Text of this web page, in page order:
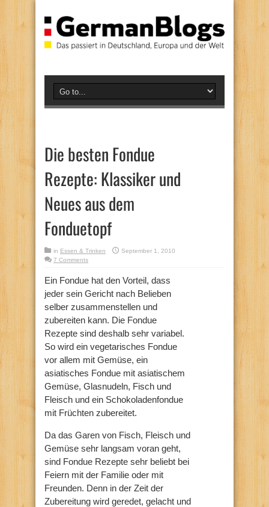
Die besten Fondue
Rezepte: Klassiker und
Neues aus dem
Fonduetopf
in Essen & Trinken
September 1, 2010
7 Comments
Ein Fondue hat den Vorteil, dass
jeder sein Gericht nach Belieben
selber zusammenstellen und
zubereiten kann. Die Fondue
Rezepte sind deshalb sehr variabel.
So wird ein vegetarisches Fondue
vor allem mit Gemüse, ein
asiatisches Fondue mit asiatischem
Gemüse, Glasnudeln, Fisch und
Fleisch und ein Schokoladenfondue
mit Früchten zubereitet.
Da das Garen von Fisch, Fleisch und
Gemüse sehr langsam voran geht,
sind Fondue Rezepte sehr beliebt bei
Feiern mit der Familie oder mit
Freunden. Denn in der Zeit der
Zubereitung wird geredet, gelacht und